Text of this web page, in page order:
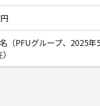
（PFUグループ、2025年